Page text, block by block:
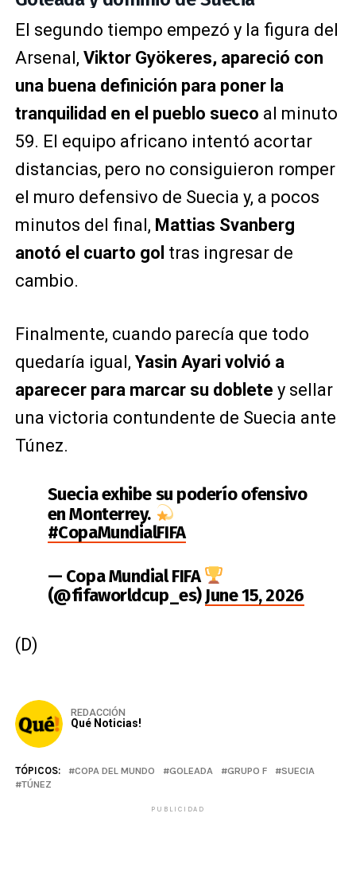
El segundo tiempo empezó y la figura del
Arsenal, Viktor Gyökeres, apareció con
una buena definición para poner la
tranquilidad en el pueblo sueco al minuto
59. El equipo africano intentó acortar
distancias, pero no consiguieron romper
el muro defensivo de Suecia y, a pocos
minutos del final, Mattias Svanberg
anotó el cuarto gol tras ingresar de
cambio.
Finalmente, cuando parecía que todo
quedaría igual, Yasin Ayari volvió a
aparecer para marcar su doblete y sellar
una victoria contundente de Suecia ante
Túnez.
Suecia exhibe su poderío ofensivo
en Monterrey.
#CopaMundialFIFA
— Copa Mundial FIFA
(@fifaworldcup_es)June 15, 2026
(D)
REDACCIÓN
Qué Noticias!
TÓPICOS: COPA DEL MUNDO GOLEADA GRUPO F
SUECIA
TÚNEZ
PUBLICIDAD